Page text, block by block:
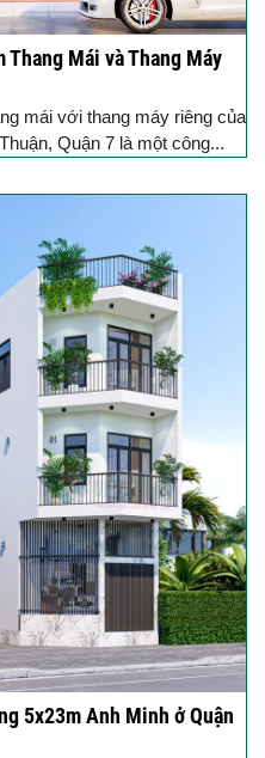
Thang Mái và Thang Máy
mái với thang máy riêng của
Quận 7 là một công...
5x23m Anh Minh ở Quận